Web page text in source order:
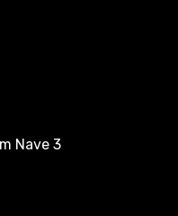
Nave 3